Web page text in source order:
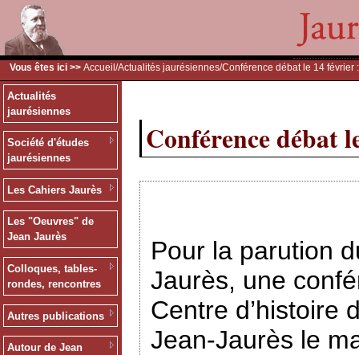
Vous êtes ici >> Accueil /Actualités jaurésiennes/Conférence débat le 14 février
Actualités
jaurésiennes
Société d'études
jaurésiennes
Les Cahiers Jaurès
Les "Oeuvres" de
Jean Jaurès
Colloques, tables-
rondes, rencontres
Autres publications
Autour de Jean
Conférence débat
Pour la parution
Jaurès, une
Centre d’histoire
Jean-Jaurès le